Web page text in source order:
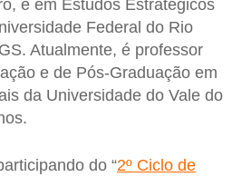
e em Estudos Estratégicos
Federal do Rio
Atualmente, é professor
e de Pós-Graduação em
da Universidade do Vale do
do “2º Ciclo de